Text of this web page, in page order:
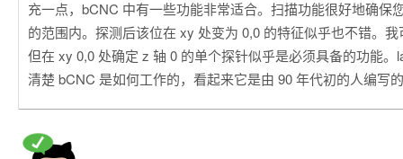
充一点，bCNC 中有一些功能非常适合。扫描功能很好地确保
的范围内。探测后该位在 xy 处变为 0,0 的特征似乎也不错。
但在 xy 0,0 处确定 z 轴 0 的单个探针似乎是必须具备的功能。
清楚 bCNC 是如何工作的，看起来它是由 90 年代初的人编写